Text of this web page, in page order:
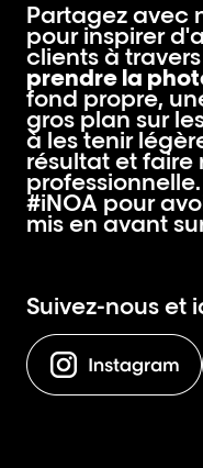
Partagez avec
pour inspirer
clients à
prendre la
fond propre,
gros plan sur
à les tenir
résultat et faire
#iNOA pour
mis en avant
Suivez-nous et